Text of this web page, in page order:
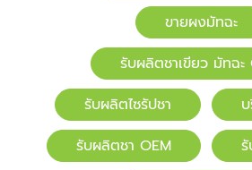
ขายผงมัทฉะ
รับผลิตชาเขียว มัทฉะ
รับผลิตไซรัปชา
รับผลิตชา OEM